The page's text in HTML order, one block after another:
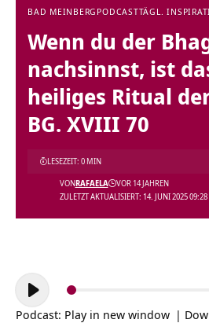
BAD MEINBERG PODCASTTÄGL.
Wenn du der
nachsinnst, ist
heiliges Ritual
BG. XVIII 70
ZULETZT AKTUALISIERT: 14. JUNI 2025 09:28
VONRAFAELA VOR 14 JAHREN
LESEZEIT: 0 MIN
Audio-
Player
Podcast: Play in new window |